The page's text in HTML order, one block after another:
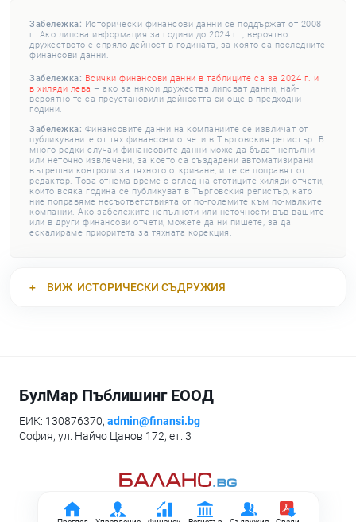
Забележка: Исторически финансови данни се поддържат от 2008
г. Ако липсва информация за години до 2024 г. , вероятно
дружеството е спряло дейност в годината, за която са последните
финансови данни.
Забележка: Всички финансови данни в таблиците са за 2024 г. и
в хиляди лева – ако за някои дружества липсват данни, най-
вероятно те са преустановили дейността си още в предходни
години.
Забележка: Финансовите данни на компаниите се извличат от
публикуваните от тях финансови отчети в Търговския регистър. В
много редки случаи финансовите данни може да бъдат непълни
или неточно извлечени, за което са създадени автоматизирани
вътрешни контроли за тяхното откриване, и те се поправят от
редактор. Това отнема време с оглед на стотиците хиляди отчети,
които всяка година се публикуват в Търговския регистър, като
ние поправяме несъответствията от по-големите към по-малките
компании. Ако забележите непълноти или неточности във вашите
или в други финансови отчети, можете да ни пишете, за да
ескалираме приоритета за тяхната корекция.
ВИЖ ИСТОРИЧЕСКИ СЪДРУЖИЯ
БулМар Пъблишинг ЕООД
ЕИК: 130876370, admin@finansi.bg
София, ул. Найчо Цанов 172, ет. 3